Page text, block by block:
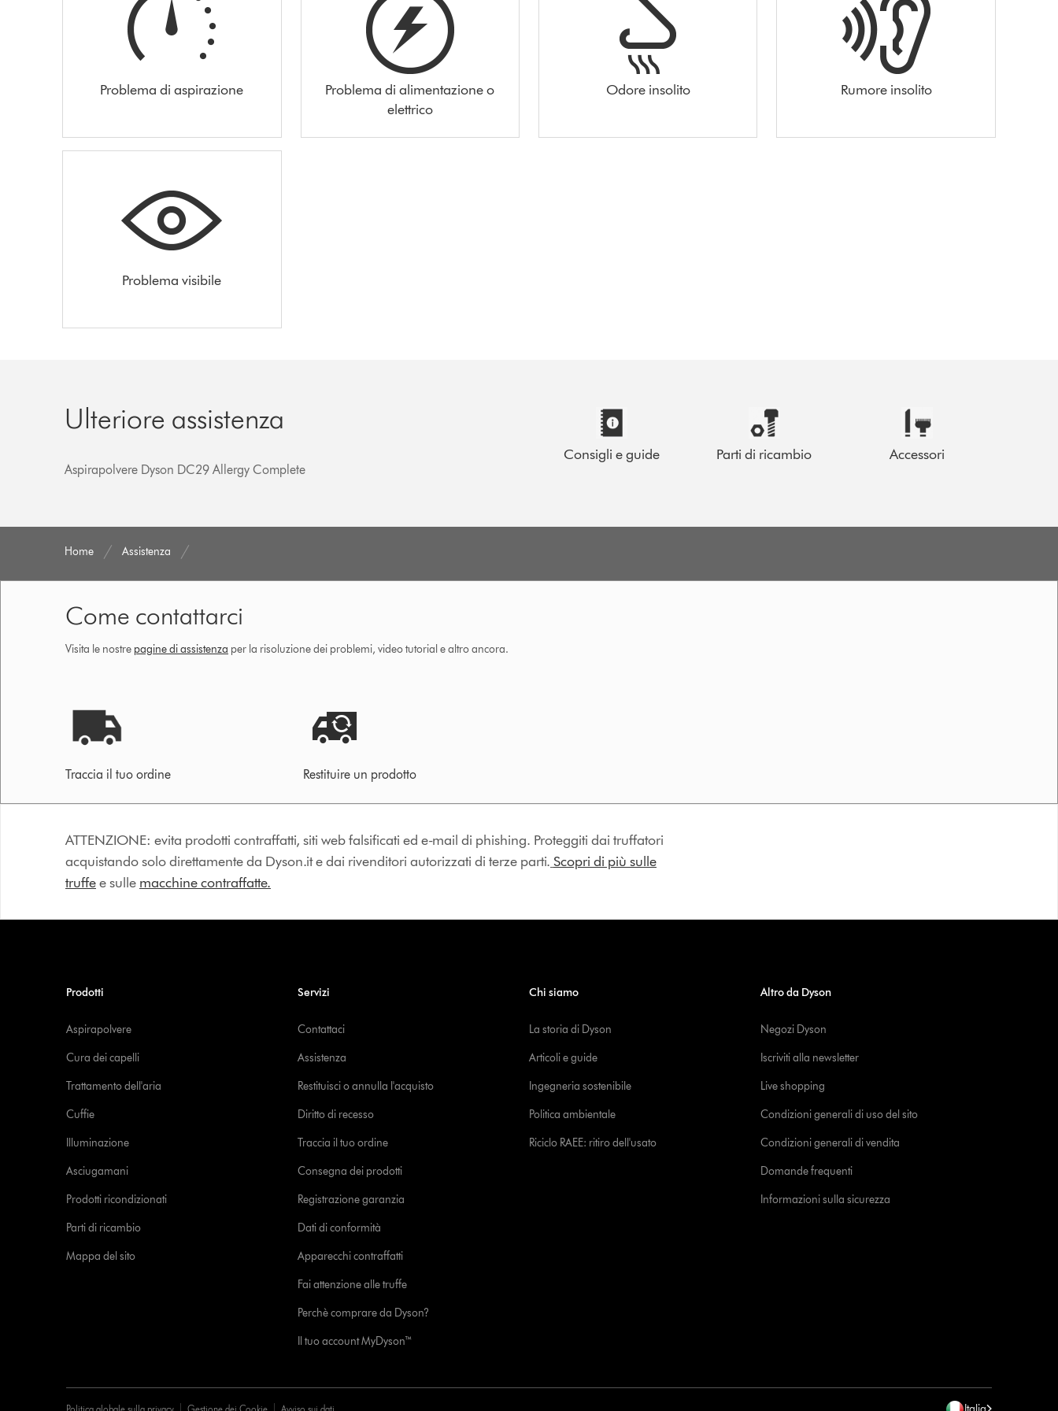
Problema di aspirazione
Problema di alimentazione o
elettrico
Odore insolito Rumore insolito
Problema visibile
Ulteriore assistenza
Aspirapolvere Dyson DC29 Allergy Complete
Consigli e guide Parti di ricambio Accessori
Home Assistenza
Come contattarci
Visita le nostre pagine di assistenza per la risoluzione dei problemi, video tutorial e altro ancora.
Traccia il tuo ordine Restituire un prodotto
ATTENZIONE: evita prodotti contraffatti, siti web falsificati ed e-mail di phishing. Proteggiti dai truffatori
acquistando solo direttamente da Dyson.it e dai rivenditori autorizzati di terze parti. Scopri di più sulle
truffee sulle macchine contraffatte.
Prodotti
Aspirapolvere
Cura dei capelli
Trattamento dell'aria
Cuffie
Illuminazione
Asciugamani
Prodotti ricondizionati
Parti di ricambio
Mappa del sito
Servizi
Contattaci
Assistenza
Restituisci o annulla l'acquisto
Diritto di recesso
Traccia il tuo ordine
Consegna dei prodotti
Registrazione garanzia
Dati di conformità
Apparecchi contraffatti
Fai attenzione alle truffe
Perchè comprare da Dyson?
Il tuo account MyDyson™
Chi siamo
La storia di Dyson
Articoli e guide
Ingegneria sostenibile
Politica ambientale
Riciclo RAEE: ritiro dell'usato
Altro da Dyson
Negozi Dyson
Iscriviti alla newsletter
Live shopping
Condizioni generali di uso del sito
Condizioni generali di vendita
Domande frequenti
Informazioni sulla sicurezza